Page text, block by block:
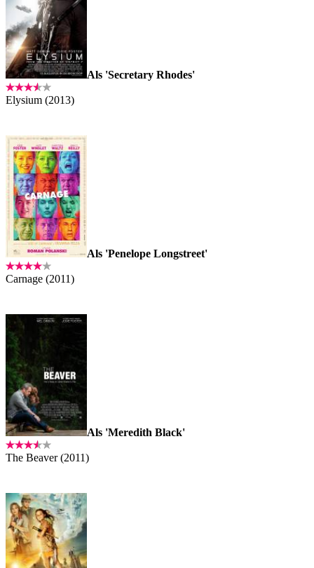
Als 'Secretary Rhodes'
Elysium (2013)
Als 'Penelope Longstreet'
Carnage (2011)
Als 'Meredith Black'
The Beaver (2011)